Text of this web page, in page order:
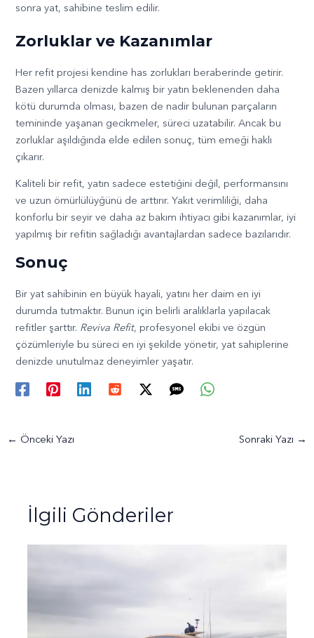
sonra yat, sahibine teslim edilir.
Zorluklar ve Kazanımlar
Her refit projesi kendine has zorlukları beraberinde getirir.
Bazen yıllarca denizde kalmış bir yatın beklenenden daha
kötü durumda olması, bazen de nadir bulunan parçaların
temininde yaşanan gecikmeler, süreci uzatabilir. Ancak bu
zorluklar aşıldığında elde edilen sonuç, tüm emeği haklı
çıkarır.
Kaliteli bir refit, yatın sadece estetiğini değil, performansını
ve uzun ömürlülüyğünü de arttırır. Yakıt verimliliği, daha
konforlu bir seyir ve daha az bakım ihtiyacı gibi kazanımlar, iyi
yapılmış bir refitin sağladığı avantajlardan sadece bazılarıdır.
Sonuç
Bir yat sahibinin en büyük hayali, yatını her daim en iyi
durumda tutmaktır. Bunun için belirli aralıklarla yapılacak
refitler şarttır. Reviva Refit, profesyonel ekibi ve özgün
çözümleriyle bu süreci en iyi şekilde yönetir, yat sahiplerine
denizde unutulmaz deneyimler yaşatır.
← Önceki Yazı Sonraki Yazı →
İlgili Gönderiler